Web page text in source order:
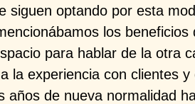
siguen optando por esta
los beneficios
para hablar de la otra
la experiencia con clientes
años de nueva normalidad